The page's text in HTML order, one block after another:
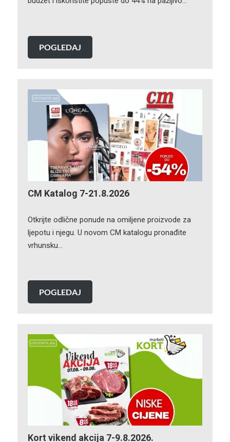
POGLEDAJ
CM Katalog 7-21.8.2026
Otkrijte odlične ponude na omiljene proizvode za
ljepotu i njegu. U novom CM katalogu pronađite
vrhunsku…
POGLEDAJ
Kort vikend akcija 7-9.8.2026.